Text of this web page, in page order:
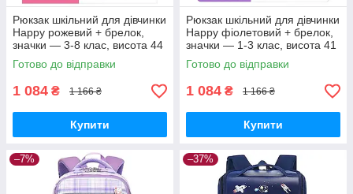
Рюкзак шкільний для дівчинки
Happy рожевий + брелок,
значки — 3-8 клас, висота 44
см
Готово до відправки
1 084 ₴ 1 166 ₴
Купити
Рюкзак шкільний для дівчинки
Happy фіолетовий + брелок,
значки — 1-3 клас, висота 41
см
Готово до відправки
1 084 ₴ 1 166 ₴
Купити
–7% –37%